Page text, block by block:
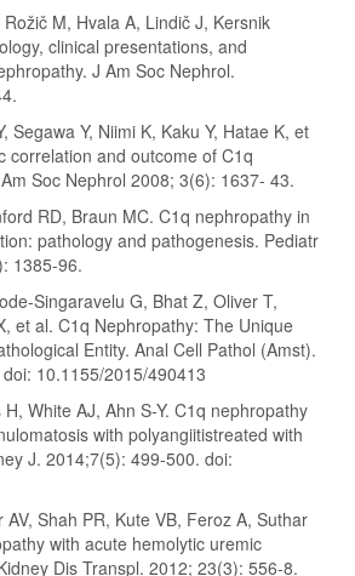
M, Hvala A, Lindič J, Kersnik
clinical presentations, and
J Am Soc Nephrol.
Segawa Y, Niimi K, Kaku Y, Hatae K, et
correlation and outcome of C1q
Soc Nephrol 2008; 3(6): 1637- 43.
RD, Braun MC. C1q nephropathy in
pathology and pathogenesis. Pediatr
1385-96.
Singaravelu G, Bhat Z, Oliver T,
et al. C1q Nephropathy: The Unique
Entity. Anal Cell Pathol (Amst).
10.1155/2015/490413
White AJ, Ahn S-Y. C1q nephropathy
with polyangiitistreated with
J. 2014;7(5): 499-500. doi:
AV, Shah PR, Kute VB, Feroz A, Suthar
with acute hemolytic uremic
Dis Transpl. 2012; 23(3): 556-8.